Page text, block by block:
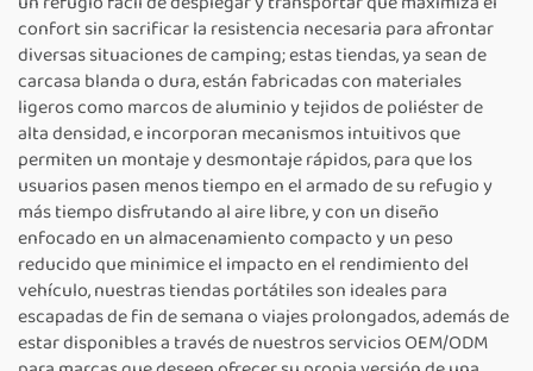
confort sin sacrificar la resistencia necesaria para afrontar
diversas situaciones de camping; estas tiendas, ya sean de
carcasa blanda o dura, están fabricadas con materiales
ligeros como marcos de aluminio y tejidos de poliéster de
alta densidad, e incorporan mecanismos intuitivos que
permiten un montaje y desmontaje rápidos, para que los
usuarios pasen menos tiempo en el armado de su refugio y
más tiempo disfrutando al aire libre, y con un diseño
enfocado en un almacenamiento compacto y un peso
reducido que minimice el impacto en el rendimiento del
vehículo, nuestras tiendas portátiles son ideales para
escapadas de fin de semana o viajes prolongados, además de
estar disponibles a través de nuestros servicios OEM/ODM